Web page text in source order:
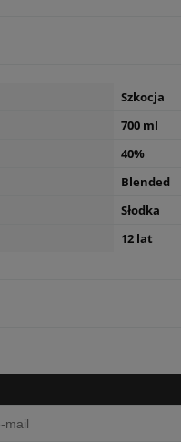
Szkocja
700 ml
40%
Blended
Słodka
12 lat